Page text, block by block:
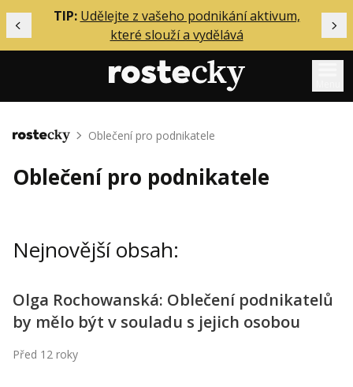
Předchozí
TIP: Udělejte z vašeho podnikání aktivum,
které slouží a vydělává
Mentoring
Solo
Inzerce
Přihlášení
Kontakt
Domů Oblečení pro podnikatele
Oblečení pro podnikatele
Nejnovější obsah:
Olga Rochowanská: Oblečení podnikatelů
by mělo být v souladu s jejich osobou
Před 12 roky